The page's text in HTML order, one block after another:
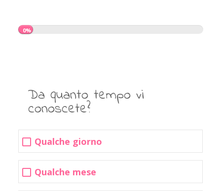
0%
Da quanto tempo vi
conoscete?
Qualche giorno
Qualche mese